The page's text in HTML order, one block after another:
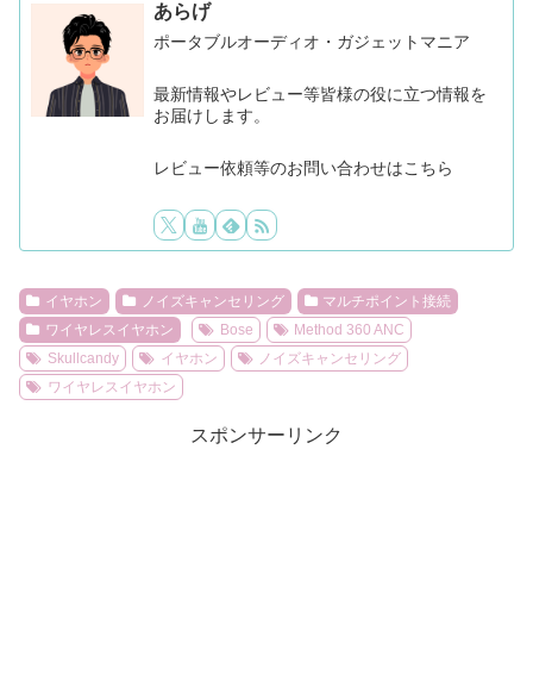
あらげ
ポータブルオーディオ・ガジェットマニア
最新情報やレビュー等皆様の役に立つ情報を
お届けします。
レビュー依頼等のお問い合わせはこちら
イヤホン ノイズキャンセリング
マルチポイント接続
ワイヤレスイヤホン
Bose
Method 360 ANC
Skullcandy
イヤホン
ノイズキャンセリング
ワイヤレスイヤホン
スポンサーリンク